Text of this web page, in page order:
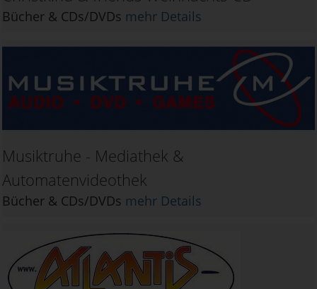
Bücher & CDs/DVDs mehr Details
Musiktruhe - Mediathek &
Automatenvideothek
Bücher & CDs/DVDs mehr Details